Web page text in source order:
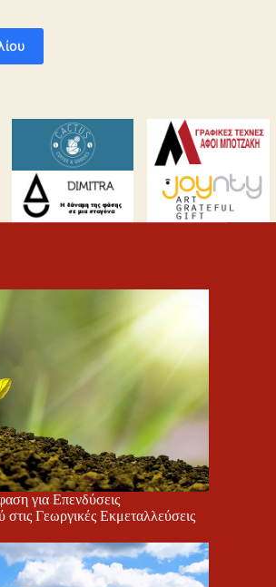
για Επενδύσεις
Γεωργικές Εκμεταλλεύσεις